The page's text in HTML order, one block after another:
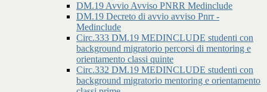
DM.19 Avvio Avviso PNRR Medinclude
DM.19 Decreto di avvio avviso Pnrr -
Medinclude
Circ.333 DM.19 MEDINCLUDE studenti con
background migratorio percorsi di mentoring e
orientamento classi quinte
Circ.332 DM.19 MEDINCLUDE studenti con
background migratorio mentoring e orientamento